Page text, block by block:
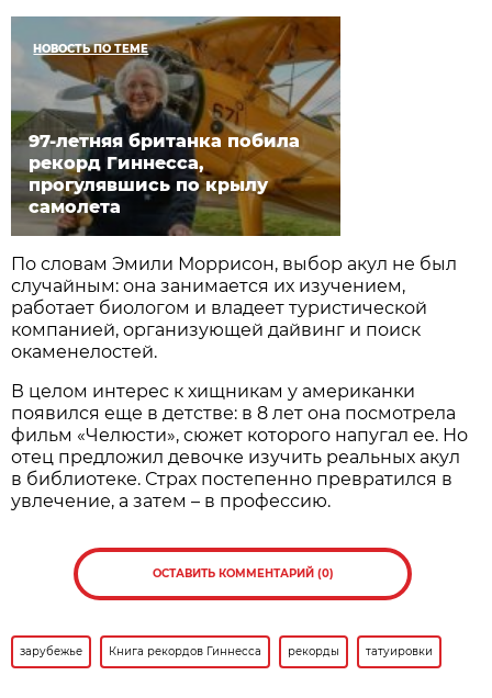
НОВОСТЬ ПО ТЕМЕ
97-летняя британка побила
рекорд Гиннесса,
прогулявшись по крылу
самолета
По словам Эмили Моррисон, выбор акул не был
случайным: она занимается их изучением,
работает биологом и владеет туристической
компанией, организующей дайвинг и поиск
окаменелостей.
В целом интерес к хищникам у американки
появился еще в детстве: в 8 лет она посмотрела
фильм «Челюсти», сюжет которого напугал ее. Но
отец предложил девочке изучить реальных акул
в библиотеке. Страх постепенно превратился в
увлечение, а затем – в профессию.
ОСТАВИТЬ КОММЕНТАРИЙ (0)
зарубежье Книга рекордов Гиннесса рекорды татуировки